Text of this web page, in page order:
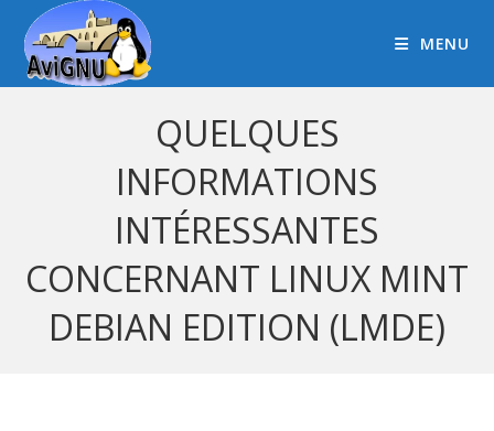
MENU
QUELQUES
INFORMATIONS
INTÉRESSANTES
CONCERNANT LINUX MINT
DEBIAN EDITION (LMDE)